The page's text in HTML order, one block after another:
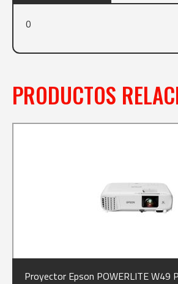
0
PRODUCTOS
Proyector Epson POWERLITE W49